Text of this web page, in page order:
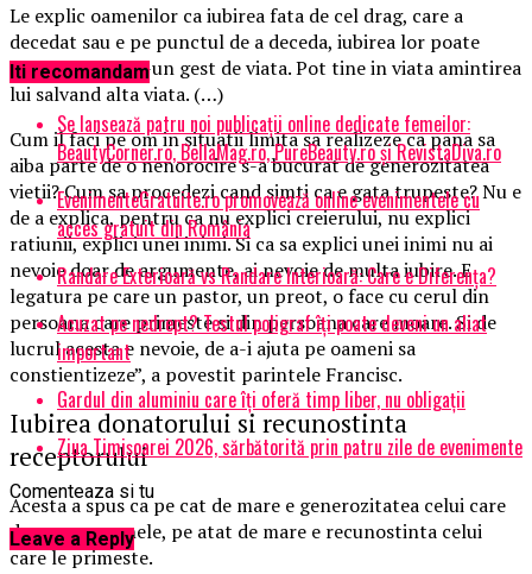
Le explic oamenilor ca iubirea fata de cel drag, care a
decedat sau e pe punctul de a deceda, iubirea lor poate
continua printr-un gest de viata. Pot tine in viata amintirea
lui salvand alta viata. (…)
Cum il faci pe om in situatii limita sa realizeze ca pana sa
aiba parte de o nenorocire s-a bucurat de generozitatea
vietii? Cum sa procedezi cand simti ca e gata trupeste? Nu e
de a explica, pentru ca nu explici creierului, nu explici
ratiunii, explici unei inimi. Si ca sa explici unei inimi nu ai
nevoie doar de argumente, ai nevoie de multa iubire. E
legatura pe care un pastor, un preot, o face cu cerul din
persoana care primeste si din persoana care moare. Si de
lucrul acesta e nevoie, de a-i ajuta pe oameni sa
constientizeze”, a povestit parintele Francisc.
Iubirea donatorului si recunostinta
receptorului
Acesta a spus ca pe cat de mare e generozitatea celui care
doneaza oragnele, pe atat de mare e recunostinta celui
care le primeste.
Iti recomandam
Se lansează patru noi publicații online dedicate femeilor:
BeautyCorner.ro, BellaMag.ro, PureBeauty.ro și RevistaDiva.ro
EvenimenteGratuite.ro promovează online evenimentele cu
acces gratuit din România
Randare Exterioară vs Randare Interioară: Care e Diferența?
Acuzat pe nedrept? Testul poligraf îţi poate deveni un aliat
important
Gardul din aluminiu care îți oferă timp liber, nu obligații
Ziua Timișoarei 2026, sărbătorită prin patru zile de evenimente
Comenteaza si tu
Leave a Reply